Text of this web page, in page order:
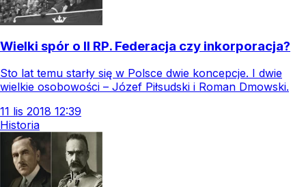
Wielki spór o II RP. Federacja czy inkorporacja?
Sto lat temu starły się w Polsce dwie koncepcje. I dwie
wielkie osobowości – Józef Piłsudski i Roman Dmowski.
11 lis 2018 12:39
Historia